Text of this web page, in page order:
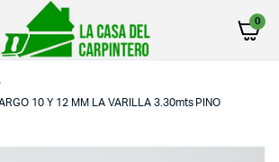
0
10 Y 12 MM LA VARILLA 3.30mts PINO